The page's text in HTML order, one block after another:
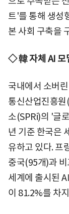
트'를 통해 생성
본 사회 구축을
◇ 韓 자체 AI 모
국내에서 소버
통신산업진흥
소(SPRi)의 '글
년 기준 한국은
유하고 있다. 프
중국(95개)과
세계에 출시된
이 81.2%를 차